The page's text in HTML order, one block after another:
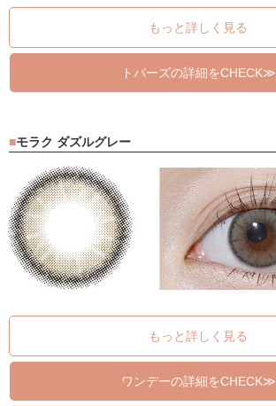
もっと詳しく見る
トパーズの詳細をCHECK≫
モラク ダズルグレー
もっと詳しく見る
ワンデーの詳細をCHECK≫